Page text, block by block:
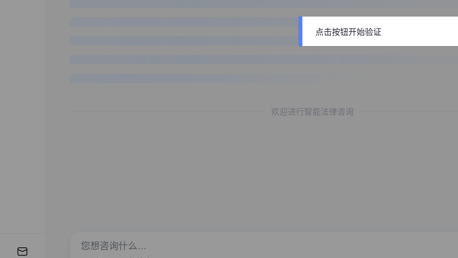
欢迎进行智能法律咨询
点击按钮开始验证